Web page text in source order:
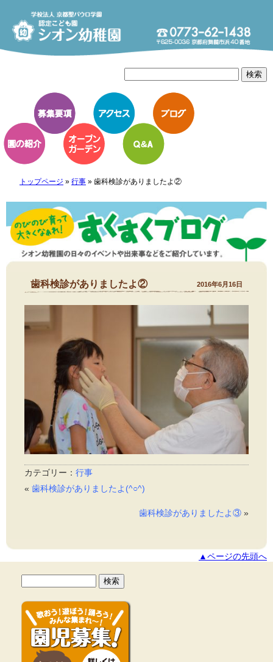
トップページ » 行事» 歯科検診がありましたよ②
歯科検診がありましたよ② 2016年6月16日
カテゴリー： 行事
« 歯科検診がありましたよ(^○^)
歯科検診がありましたよ③ »
▲ページの先頭へ